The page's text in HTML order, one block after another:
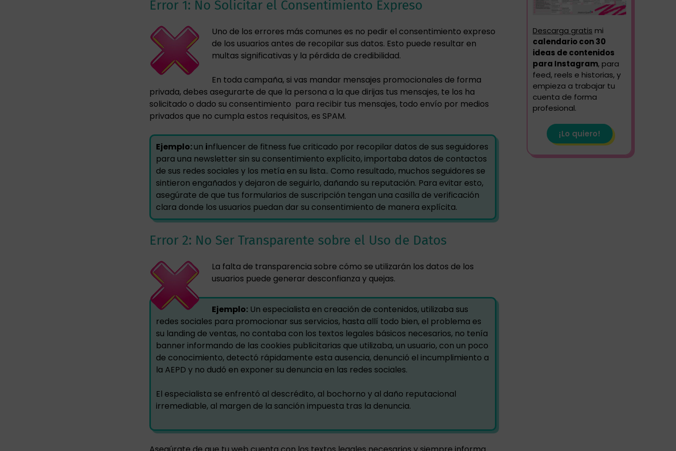
Error 1: No Solicitar el Consentimiento Expreso
Uno de los errores más comunes es no pedir el consentimiento expreso
de los usuarios antes de recopilar sus datos. Esto puede resultar en
multas significativas y la pérdida de credibilidad.
En toda campaña, si vas mandar mensajes promocionales de forma
privada, debes asegurarte de que la persona a la que dirijas tus mensajes, te los ha
solicitado o dado su consentimiento para recibir tus mensajes, todo envío por medios
privados que no cumpla estos requisitos, es SPAM.
Ejemplo:un influencer de fitness fue criticado por recopilar datos de sus seguidores
para una newsletter sin su consentimiento explícito, importaba datos de contactos
de sus redes sociales y los metía en su lista.. Como resultado, muchos seguidores se
sintieron engañados y dejaron de seguirlo, dañando su reputación. Para evitar esto,
asegúrate de que tus formularios de suscripción tengan una casilla de verificación
clara donde los usuarios puedan dar su consentimiento de manera explícita.
Error 2: No Ser Transparente sobre el Uso de Datos
La falta de transparencia sobre cómo se utilizarán los datos de los
usuarios puede generar desconfianza y quejas.
Ejemplo: Un especialista en creación de contenidos, utilizaba sus
redes sociales para promocionar sus servicios, hasta allí todo bien, el problema es
su landing de ventas, no contaba con los textos legales básicos necesarios, no tenía
banner informando de las cookies publicitarias que utilizaba, un usuario, con un poco
de conocimiento, detectó rápidamente esta ausencia, denunció el incumplimiento a
la AEPD y no dudó en exponer su denuncia en las redes sociales.
El especialista se enfrentó al descrédito, al bochorno y al daño reputacional
irremediable, al margen de la sanción impuesta tras la denuncia.
Descarga gratis mi
calendario con 30
ideas de contenidos
para Instagram, para
feed, reels e historias, y
empieza a trabajar tu
cuenta de forma
profesional.
¡Lo quiero!